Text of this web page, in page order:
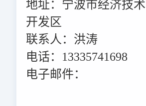
地址：宁波市经济技术
开发区
联系人：洪涛
电话：13335741698
电子邮件：